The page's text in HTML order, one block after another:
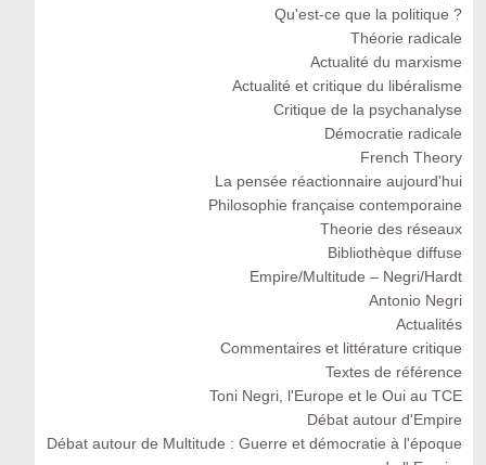
Qu'est-ce que la politique ?
Théorie radicale
Actualité du marxisme
Actualité et critique du libéralisme
Critique de la psychanalyse
Démocratie radicale
French Theory
La pensée réactionnaire aujourd'hui
Philosophie française contemporaine
Theorie des réseaux
Bibliothèque diffuse
Empire/Multitude – Negri/Hardt
Antonio Negri
Actualités
Commentaires et littérature critique
Textes de référence
Toni Negri, l'Europe et le Oui au TCE
Débat autour d'Empire
Débat autour de Multitude : Guerre et démocratie à l'époque